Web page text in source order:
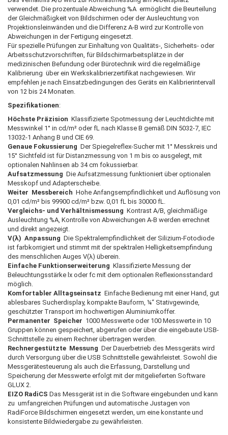
verwendet. Die prozentuale Abweichung %A ermöglicht die Beurteilung
der Gleichmäßigkeit von Bildschirmen oder der Ausleuchtung von
Projektionsleinwänden und die Differenz A-B wird zur Kontrolle von
Abweichungen in der Fertigung eingesetzt.
Für spezielle Prüfungen zur Einhaltung von Qualitäts-, Sicherheits- oder
Arbeitsschutzvorschriften, für Bildschirmarbeitsplätze in der
medizinischen Befundung oder Bürotechnik wird die regelmäßige
Kalibrierung über ein Werkskalibrierzertifikat nachgewiesen. Wir
empfehlen je nach Einsatzbedingungen des Geräts ein Kalibrierintervall
von 12 bis 24 Monaten.
Spezifikationen:
Höchste Präzision Klassifizierte Spotmessung der Leuchtdichte mit
Messwinkel 1° in cd/m² oder fL nach Klasse B gemäß DIN 5032-7, IEC
13032-1 Anhang B und CIE 69.
Genaue Fokussierung Der Spiegelreflex-Sucher mit 1° Messkreis und
15° Sichtfeld ist für Distanzmessung von 1 m bis ∞ ausgelegt, mit
optionalen Nahlinsen ab 34 cm fokussierbar.
Aufsatzmessung Die Aufsatzmessung funktioniert über optionalen
Messkopf und Adapterscheibe.
Weiter Messbereich Hohe Anfangsempfindlichkeit und Auflösung von
0,01 cd/m² bis 99900 cd/m² bzw. 0,01 fL bis 30000 fL.
Vergleichs- und Verhältnismessung Kontrast A/B, gleichmäßige
Ausleuchtung %A, Kontrolle von Abweichungen A-B werden errechnet
und direkt angezeigt.
V(λ) Anpassung Die Spektralempfindlichkeit der Silizium-Fotodiode
ist farbkorrigiert und stimmt mit der spektralen Helligkeitsempfindung
des menschlichen Auges V(λ) überein.
Einfache Funktionserweiterung Klassifizierte Messung der
Beleuchtungsstärke lx oder fc mit dem optionalen Reflexionsstandard
möglich.
Komfortabler Alltagseinsatz Einfache Bedienung mit einer Hand, gut
ablesbares Sucherdisplay, kompakte Bauform, ¼“ Stativgewinde,
geschützter Transport im hochwertigen Aluminiumkoffer.
Permanenter Speicher 1000 Messwerte oder 100 Messwerte in 10
Gruppen können gespeichert, abgerufen oder über die eingebaute USB-
Schnittstelle zu einem Rechner übertragen werden.
Rechnergestützte Messung Der Dauerbetrieb des Messgeräts wird
durch Versorgung über die USB Schnittstelle gewährleistet. Sowohl die
Messgerätesteuerung als auch die Erfassung, Darstellung und
Speicherung der Messwerte erfolgt mit der mitgelieferten Software
GLUX 2.
EIZO RadiCS Das Messgerät ist in die Software eingebunden und kann
zu umfangreichen Prüfungen und automatische Justagen von
RadiForce Bildschirmen eingesetzt werden, um eine konstante und
konsistente Bildwiedergabe zu gewährleisten.